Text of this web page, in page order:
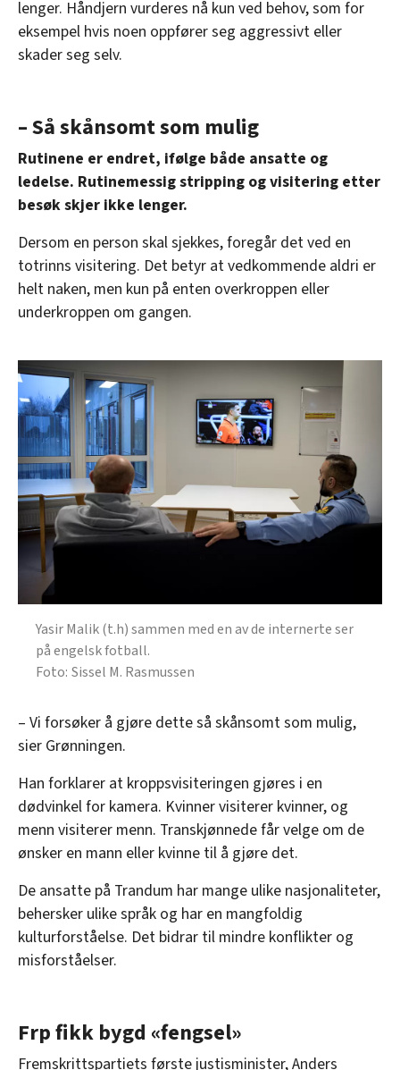
lenger. Håndjern vurderes nå kun ved behov, som for
eksempel hvis noen oppfører seg aggressivt eller
skader seg selv.
– Så skånsomt som mulig
Rutinene er endret, ifølge både ansatte og
ledelse. Rutinemessig stripping og visitering etter
besøk skjer ikke lenger.
Dersom en person skal sjekkes, foregår det ved en
totrinns visitering. Det betyr at vedkommende aldri er
helt naken, men kun på enten overkroppen eller
underkroppen om gangen.
Yasir Malik (t.h) sammen med en av de internerte ser
på engelsk fotball.
Sissel M. Rasmussen
– Vi forsøker å gjøre dette så skånsomt som mulig,
sier Grønningen.
Han forklarer at kroppsvisiteringen gjøres i en
dødvinkel for kamera. Kvinner visiterer kvinner, og
menn visiterer menn. Transkjønnede får velge om de
ønsker en mann eller kvinne til å gjøre det.
De ansatte på Trandum har mange ulike nasjonaliteter,
behersker ulike språk og har en mangfoldig
kulturforståelse. Det bidrar til mindre konflikter og
misforståelser.
Frp fikk bygd «fengsel»
Fremskrittspartiets første justisminister, Anders